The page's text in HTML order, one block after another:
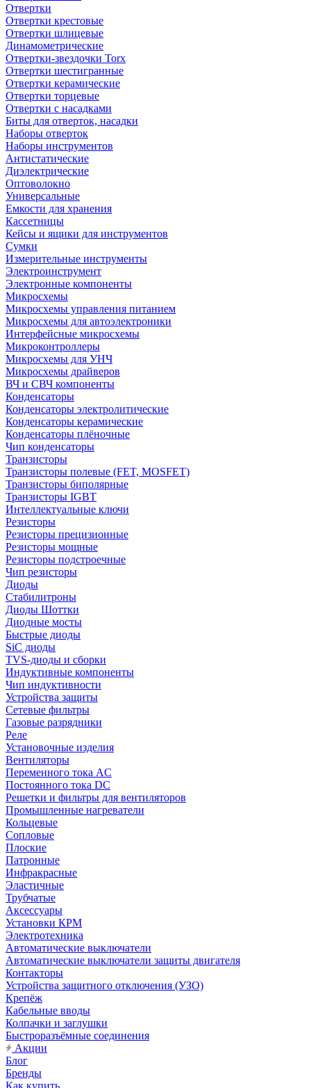
Отвертки
Отвертки крестовые
Отвертки шлицевые
Динамометрические
Отвертки-звездочки Torx
Отвертки шестигранные
Отвертки керамические
Отвертки торцевые
Отвертки с насадками
Биты для отверток, насадки
Наборы отверток
Наборы инструментов
Антистатические
Диэлектрические
Оптоволокно
Универсальные
Емкости для хранения
Кассетницы
Кейсы и ящики для инструментов
Сумки
Измерительные инструменты
Электроинструмент
Электронные компоненты
Микросхемы
Микросхемы управления питанием
Микросхемы для автоэлектроники
Интерфейсные микросхемы
Микроконтроллеры
Микросхемы для УНЧ
Микросхемы драйверов
ВЧ и СВЧ компоненты
Конденсаторы
Конденсаторы электролитические
Конденсаторы керамические
Конденсаторы плёночные
Чип конденсаторы
Транзисторы
Транзисторы полевые (FET, MOSFET)
Транзисторы биполярные
Транзисторы IGBT
Интеллектуальные ключи
Резисторы
Резисторы прецизионные
Резисторы мощные
Резисторы подстроечные
Чип резисторы
Диоды
Стабилитроны
Диоды Шоттки
Диодные мосты
Быстрые диоды
SiC диоды
TVS-диоды и сборки
Индуктивные компоненты
Чип индуктивности
Устройства защиты
Сетевые фильтры
Газовые разрядники
Реле
Установочные изделия
Вентиляторы
Переменного тока AC
Постоянного тока DC
Решетки и фильтры для вентиляторов
Промышленные нагреватели
Кольцевые
Сопловые
Плоские
Патронные
Инфракрасные
Эластичные
Трубчатые
Аксессуары
Установки КРМ
Электротехника
Автоматические выключатели
Автоматические выключатели защиты двигателя
Контакторы
Устройства защитного отключения (УЗО)
Крепёж
Кабельные вводы
Колпачки и заглушки
Быстроразъёмные соединения
Акции
Блог
Бренды
Как купить